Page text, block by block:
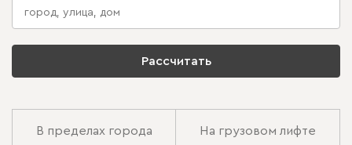
Рассчитать
В пределах города На грузовом лифте